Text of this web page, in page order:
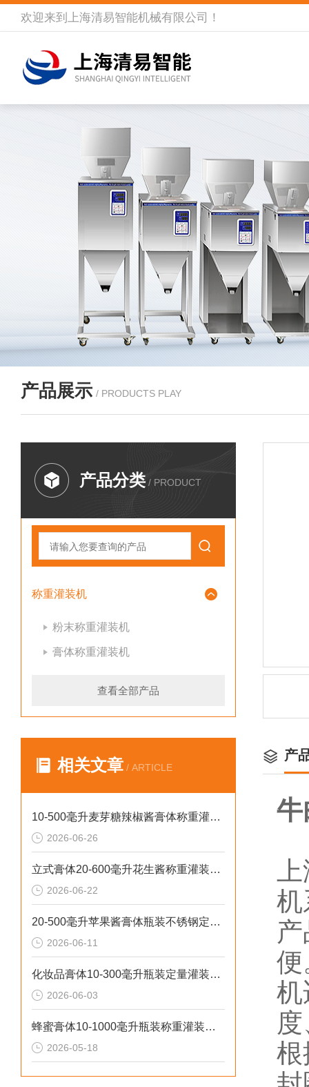
欢迎来到 上海清易智能机械有限公司 ！
产品展示 / PRODUCTS PLAY
产品分类 / PRODUCT
称重灌装机
粉末称重灌装机
膏体称重灌装机
查看全部产品
相关文章 / ARTICLE
10-500毫升麦芽糖辣椒酱膏体称重灌装机厂家批发
2026-06-26
立式膏体20-600毫升花生酱称重灌装机性价比高
2026-06-22
20-500毫升苹果酱膏体瓶装不锈钢定量灌装机设备
2026-06-11
化妆品膏体10-300毫升瓶装定量灌装机操作流程
2026-06-03
蜂蜜膏体10-1000毫升瓶装称重灌装机工作原理
2026-05-18
产
牛
机
便
机
根